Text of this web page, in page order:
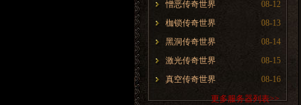
08-12
憎恶传奇世界
08-13
枷锁传奇世界
08-14
黑洞传奇世界
08-15
激光传奇世界
08-16
真空传奇世界
更多服务器列表>>